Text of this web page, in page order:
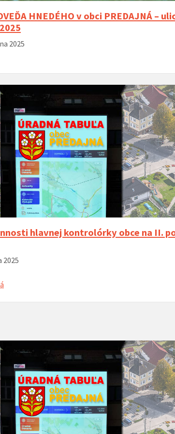
HNEDÉHO v obci PREDAJNÁ –
2025
hlavnej kontrolórky obce na II.
2025